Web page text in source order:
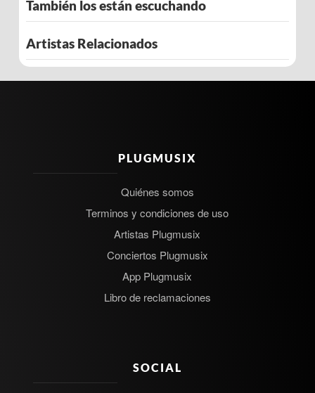
También los están escuchando
Artistas Relacionados
PLUGMUSIX
Quiénes somos
Terminos y condiciones de uso
Artistas Plugmusix
Conciertos Plugmusix
App Plugmusix
Libro de reclamaciones
SOCIAL